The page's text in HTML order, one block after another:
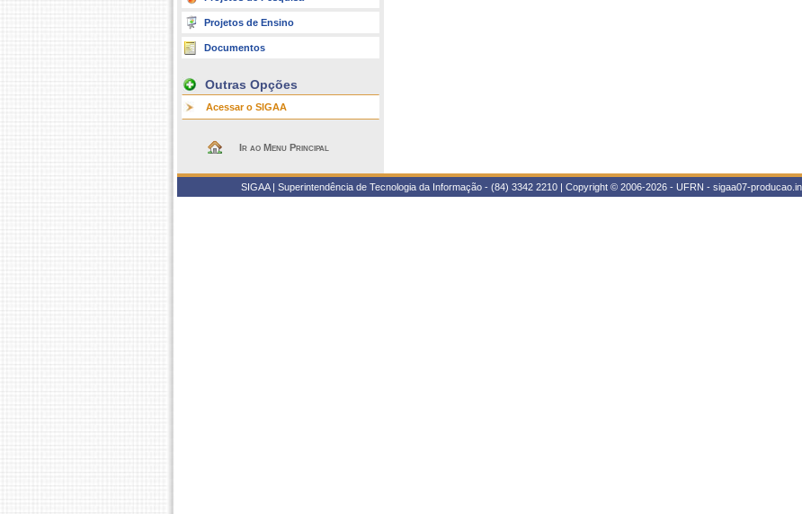
Projetos de Ensino
Documentos
Outras Opções
Acessar o SIGAA
Ir ao Menu Principal
SIGAA | Superintendência de Tecnologia da Informação - (84) 3342 2210 | Copyright © 2006-2026 - UFRN - sigaa07-